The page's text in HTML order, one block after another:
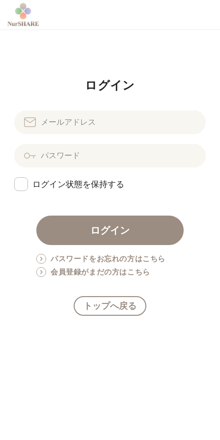
ログイン
ログイン状態を保持する
パスワードをお忘れの方はこちら
会員登録がまだの方はこちら
トップへ戻る